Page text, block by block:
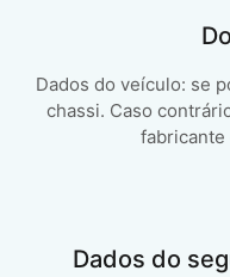
Dados do veículo: se
chassi. Caso
fabricante
Dados do